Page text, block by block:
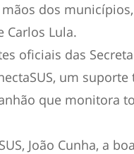
dos
Carlos Lula.
oficiais das
um
que monitora
João Cunha, a